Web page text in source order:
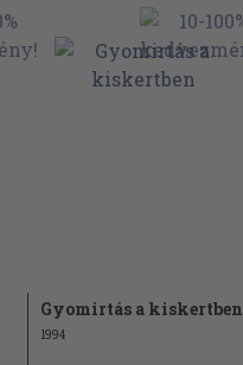
Gyomirtás a kiskertben
1994